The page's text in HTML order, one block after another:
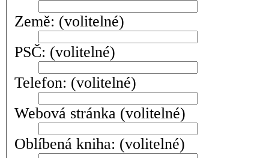
Země: (volitelné)
PSČ: (volitelné)
Telefon: (volitelné)
Webová stránka (volitelné)
Oblíbená kniha: (volitelné)